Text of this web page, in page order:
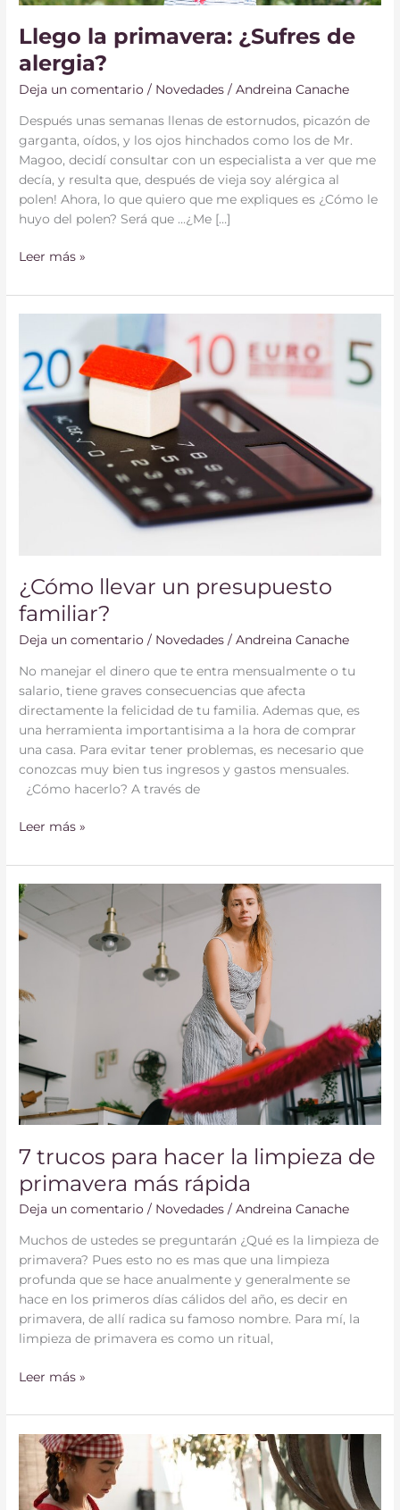
Llego la primavera: ¿Sufres de
alergia?
Deja un comentario / Novedades /Andreina Canache
Después unas semanas llenas de estornudos, picazón de
garganta, oídos, y los ojos hinchados como los de Mr.
Magoo, decidí consultar con un especialista a ver que me
decía, y resulta que, después de vieja soy alérgica al
polen! Ahora, lo que quiero que me expliques es ¿Cómo le
huyo del polen? Será que …¿Me […]
Leer más »
¿Cómo llevar un presupuesto
familiar?
Deja un comentario / Novedades /Andreina Canache
No manejar el dinero que te entra mensualmente o tu
salario, tiene graves consecuencias que afecta
directamente la felicidad de tu familia. Ademas que, es
una herramienta importantisima a la hora de comprar
una casa. Para evitar tener problemas, es necesario que
conozcas muy bien tus ingresos y gastos mensuales.
¿Cómo hacerlo? A través de
un
presupuesto
familiar?
Leer más »
7 trucos para hacer la limpieza de
primavera más rápida
Deja un comentario / Novedades /Andreina Canache
Muchos de ustedes se preguntarán ¿Qué es la limpieza de
primavera? Pues esto no es mas que una limpieza
profunda que se hace anualmente y generalmente se
hace en los primeros días cálidos del año, es decir en
primavera, de allí radica su famoso nombre. Para mí, la
limpieza de primavera es como un ritual,
7
trucos
para
limpieza
primavera
más
rápida
Leer más »
¿Cómo
tus
hijos
pueden